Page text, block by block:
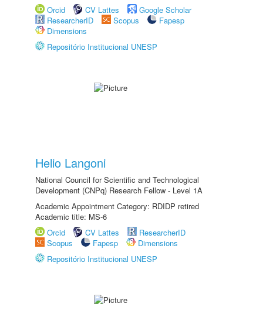
Orcid
CV Lattes
Google Scholar
ResearcherID
Scopus
Fapesp
Dimensions
Repositório Institucional UNESP
Helio Langoni
National Council for Scientific and Technological
Development (CNPq) Research Fellow - Level 1A
Academic Appointment Category: RDIDP retired
Academic title: MS-6
Orcid
CV Lattes
ResearcherID
Scopus
Fapesp
Dimensions
Repositório Institucional UNESP